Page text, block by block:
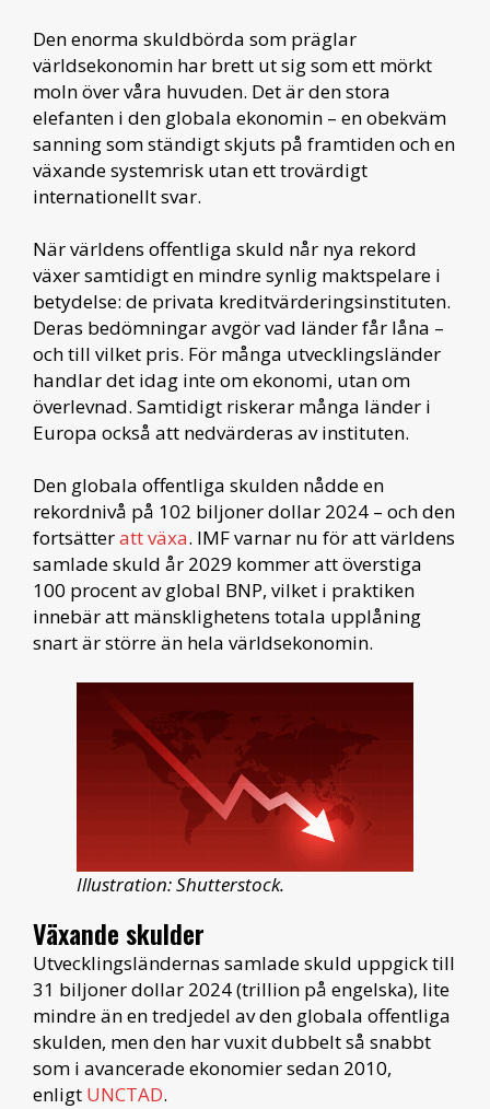
Den enorma skuldbörda som präglar
världsekonomin har brett ut sig som ett mörkt
moln över våra huvuden. Det är den stora
elefanten i den globala ekonomin – en obekväm
sanning som ständigt skjuts på framtiden och en
växande systemrisk utan ett trovärdigt
internationellt svar.
När världens offentliga skuld når nya rekord
växer samtidigt en mindre synlig maktspelare i
betydelse: de privata kreditvärderingsinstituten.
Deras bedömningar avgör vad länder får låna –
och till vilket pris. För många utvecklingsländer
handlar det idag inte om ekonomi, utan om
överlevnad. Samtidigt riskerar många länder i
Europa också att nedvärderas av instituten.
Den globala offentliga skulden nådde en
rekordnivå på 102 biljoner dollar 2024 – och den
fortsätteratt växa. IMF varnar nu för att världens
samlade skuld år 2029 kommer att överstiga
100 procent av global BNP, vilket i praktiken
innebär att mänsklighetens totala upplåning
snart är större än hela världsekonomin.
Illustration: Shutterstock.
Växande skulder
Utvecklingsländernas samlade skuld uppgick till
31 biljoner dollar 2024 (trillion på engelska), lite
mindre än en tredjedel av den globala offentliga
skulden, men den har vuxit dubbelt så snabbt
som i avancerade ekonomier sedan 2010,
enligt UNCTAD.